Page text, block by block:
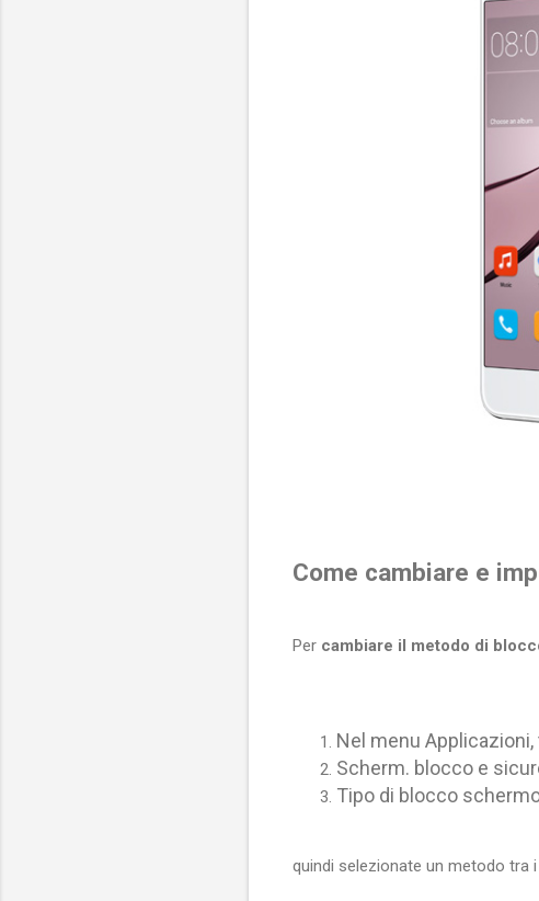
Come cambiare e
Per cambiare il metodo di
[ads-
Nel menu
Scherm. blocco e
Tipo di blocco
quindi selezionate un metodo tra